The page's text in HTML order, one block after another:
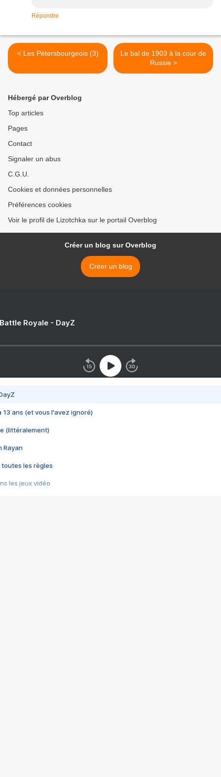
Répondre
< Les Pétersbourgeois (3)
Le bal de 1903 à la cour de
Russie >
Hébergé par Overblog
Top articles
Pages
Contact
Signaler un abus
C.G.U.
Cookies et données personnelles
Préférences cookies
Voir le profil de Lizotchka sur le portail Overblog
Créer un blog sur Overblog
Créer un blog
Royale - DayZ
13 ans (et vous l'avez ignoré)
(littéralement)
Rayan
toutes les règles
les jeux vidéo